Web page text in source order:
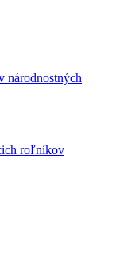
národnostných
roľníkov